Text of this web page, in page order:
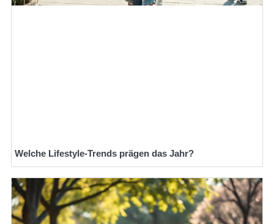
Welche Lifestyle-Trends prägen das Jahr?